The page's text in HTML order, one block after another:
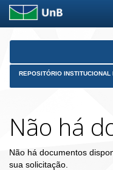
Skip
REPOSITÓRIO INSTITUCIONAL
Não há
Não há documentos
sua solicitação.